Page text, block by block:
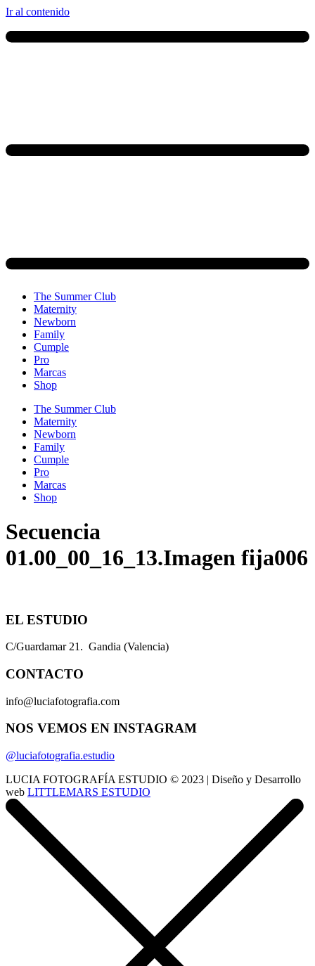
Ir al contenido
The Summer Club
Maternity
Newborn
Family
Cumple
Pro
Marcas
Shop
The Summer Club
Maternity
Newborn
Family
Cumple
Pro
Marcas
Shop
Secuencia
01.00_00_16_13.Imagen fija006
EL ESTUDIO
C/Guardamar 21. Gandia (Valencia)
CONTACTO
info@luciafotografia.com
NOS VEMOS EN INSTAGRAM
@luciafotografia.estudio
LUCIA FOTOGRAFÍA ESTUDIO © 2023 | Diseño y Desarrollo
web LITTLEMARS ESTUDIO